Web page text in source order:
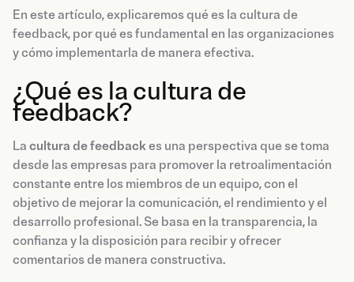
En este artículo, explicaremos qué es la cultura de
feedback, por qué es fundamental en las organizaciones
y cómo implementarla de manera efectiva.
¿Qué es la cultura de
feedback?
La cultura de feedbackes una perspectiva que se toma
desde las empresas para promover la retroalimentación
constante entre los miembros de un equipo, con el
objetivo de mejorar la comunicación, el rendimiento y el
desarrollo profesional. Se basa en la transparencia, la
confianza y la disposición para recibir y ofrecer
comentarios de manera constructiva.